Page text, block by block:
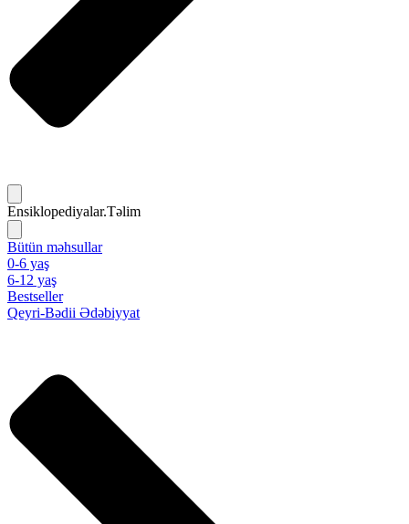
Ensiklopediyalar.Təlim
Bütün məhsullar
0-6 yaş
6-12 yaş
Bestseller
Qeyri-Bədii Ədəbiyyat